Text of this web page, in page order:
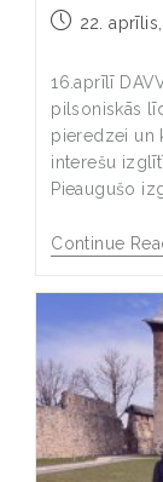
22.
16.aprīlī
pilsoniskās
pieredzei un
interešu
Pieaugušo
Continue